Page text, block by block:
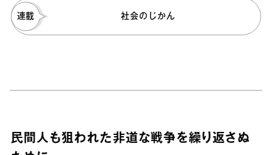
連載 社会のじかん
民間人も狙われた非道な戦争を繰り返さぬ